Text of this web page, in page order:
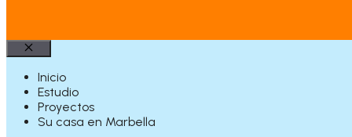
Cerrar
Inicio
Estudio
Proyectos
Su casa en Marbella